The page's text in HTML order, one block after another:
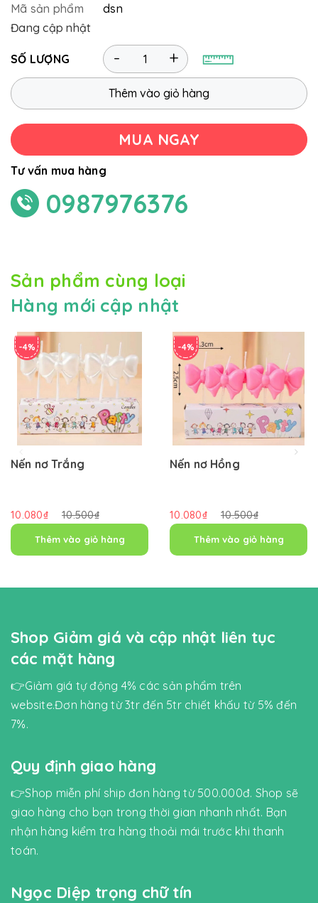
Mã sản phẩm
dsn
Đang cập nhật
SỐ LƯỢNG +
-
Thêm vào giỏ hàng
MUA NGAY
Tư vấn mua hàng
0987976376
Sản phẩm cùng loại
Hàng mới cập nhật
-4%
Nến nơ Trắng
10.080₫ 10.500₫
Thêm vào giỏ hàng
-4%
Nến nơ Hồng
10.080₫ 10.500₫
Thêm vào giỏ hàng
Shop Giảm giá và cập nhật liên tục
các mặt hàng
👉Giảm giá tự động 4% các sản phẩm trên
website.Đơn hàng từ 3tr đến 5tr chiết khấu từ 5% đến
7%.
Quy định giao hàng
👉Shop miễn phí ship đơn hàng từ 500.000đ. Shop sẽ
giao hàng cho bạn trong thời gian nhanh nhất. Bạn
nhận hàng kiểm tra hàng thoải mái trước khi thanh
toán.
Ngọc Diệp trọng chữ tín